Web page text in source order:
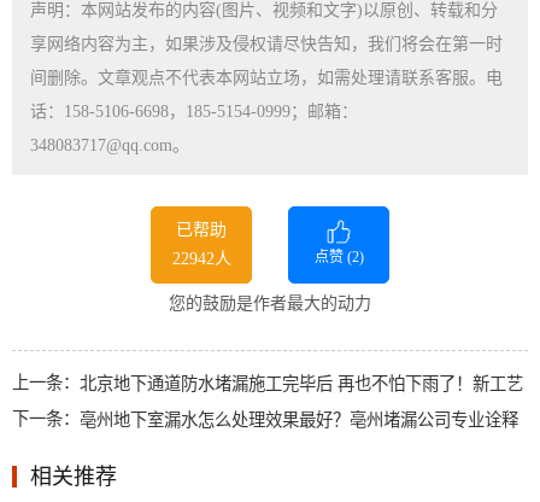
声明：本网站发布的内容(图片、视频和文字)以原创、转载和分
享网络内容为主，如果涉及侵权请尽快告知，我们将会在第一时
间删除。文章观点不代表本网站立场，如需处理请联系客服。电
话：158-5106-6698，185-5154-0999；邮箱：
348083717@qq.com。
已帮助
22942人
点赞 (2)
您的鼓励是作者最大的动力
上一条： 北京地下通道防水堵漏施工完毕后 再也不怕下雨了！新工艺
下一条： 亳州地下室漏水怎么处理效果最好？亳州堵漏公司专业诠释
相关推荐